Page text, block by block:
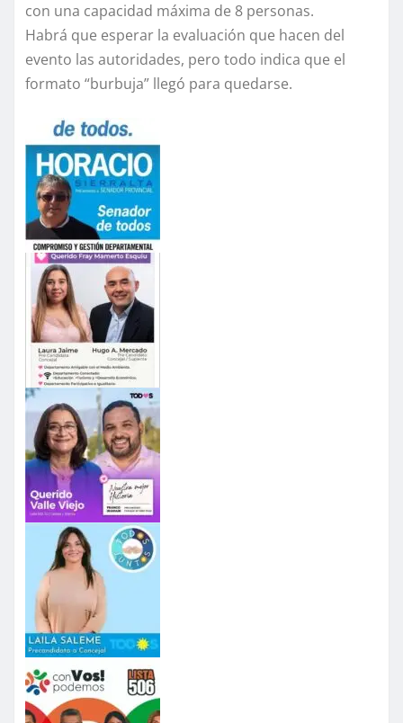
con una capacidad máxima de 8 personas.
Habrá que esperar la evaluación que hacen del
evento las autoridades, pero todo indica que el
formato “burbuja” llegó para quedarse.